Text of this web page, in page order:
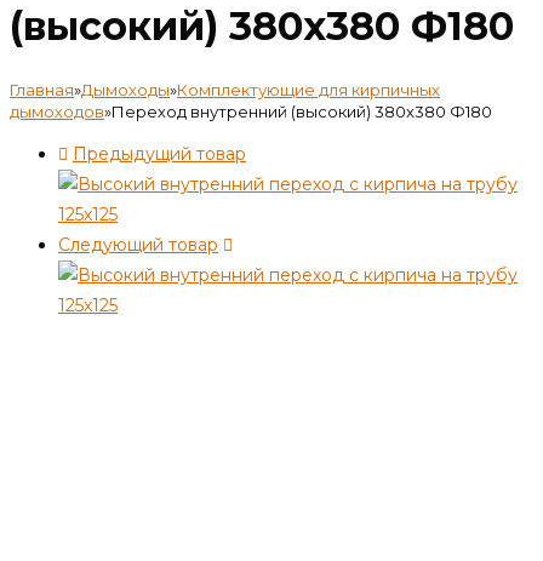
(высокий) 380х380 Ф180
Главная»Дымоходы»Комплектующие для кирпичных
дымоходов»Переход внутренний (высокий) 380х380 Ф180
Предыдущий товар
Следующий товар